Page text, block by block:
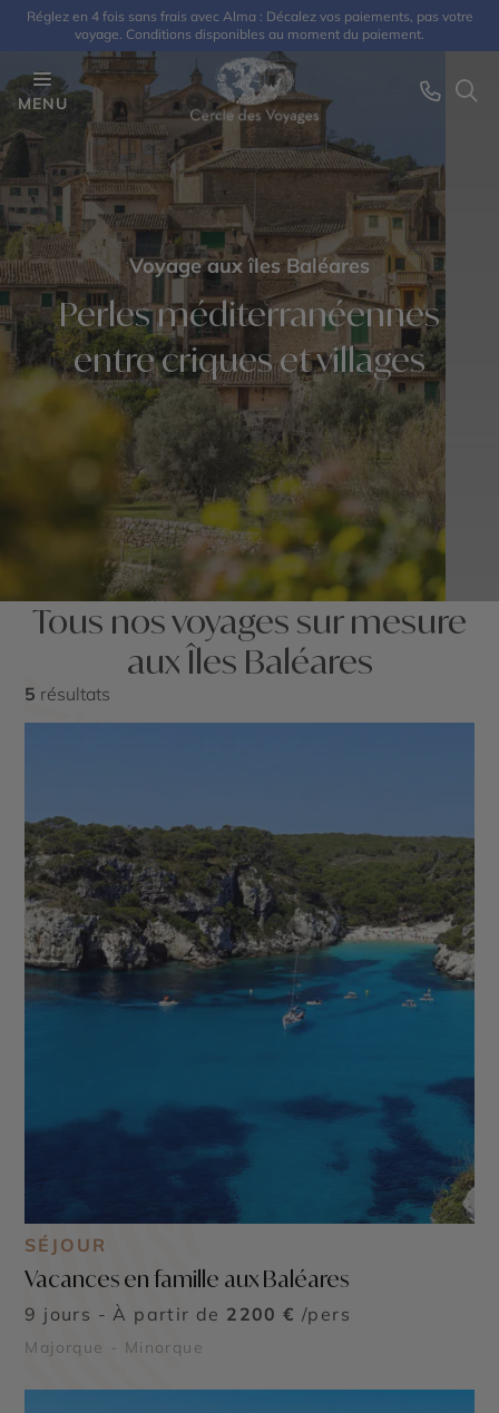
Réglez en 4 fois sans frais avec Alma : Décalez vos paiements, pas votre
voyage. Conditions disponibles au moment du paiement.
MENU
Voyage aux îles Baléares
Perles méditerranéennes
entre criques et villages
Tous nos voyages sur mesure
aux Îles Baléares
5 résultats
SÉJOUR
Vacances en famille aux Baléares
9 jours - À partir de 2200 € /pers
Majorque - Minorque